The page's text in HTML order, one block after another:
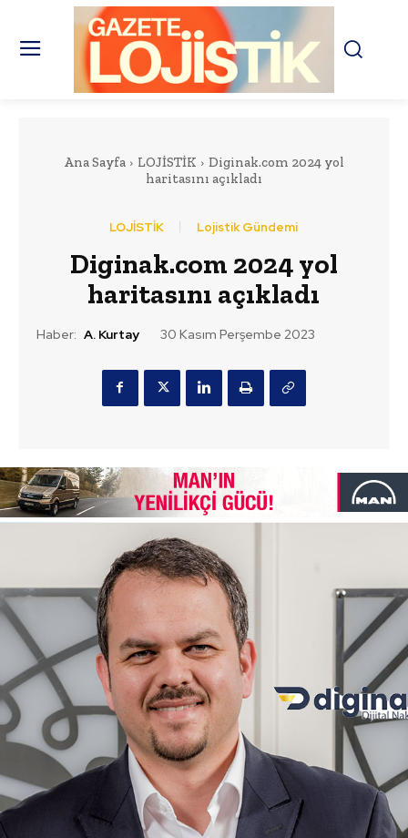
Ana Sayfa LOJİSTİK
Diginak.com 2024 yol
haritasını açıkladı
LOJİSTİK Lojistik Gündemi
Diginak.com 2024 yol
haritasını açıkladı
Haber: A. Kurtay 30 Kasım Perşembe 2023